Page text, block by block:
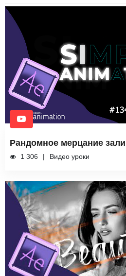
Рандомное мерцание
1 306 Видео уроки